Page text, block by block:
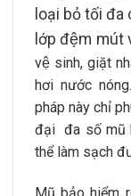
loại bỏ tối đa
lớp đệm mút
vệ sinh, giặt
hơi nước
pháp này chỉ
đại đa số mũ
thể làm sạch
Mũ bảo hiểm